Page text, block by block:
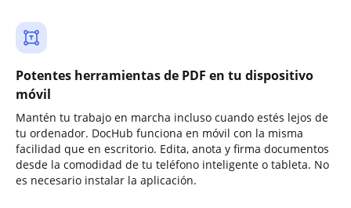
Potentes herramientas de PDF en tu dispositivo
móvil
Mantén tu trabajo en marcha incluso cuando estés lejos de
tu ordenador. DocHub funciona en móvil con la misma
facilidad que en escritorio. Edita, anota y firma documentos
desde la comodidad de tu teléfono inteligente o tableta. No
es necesario instalar la aplicación.